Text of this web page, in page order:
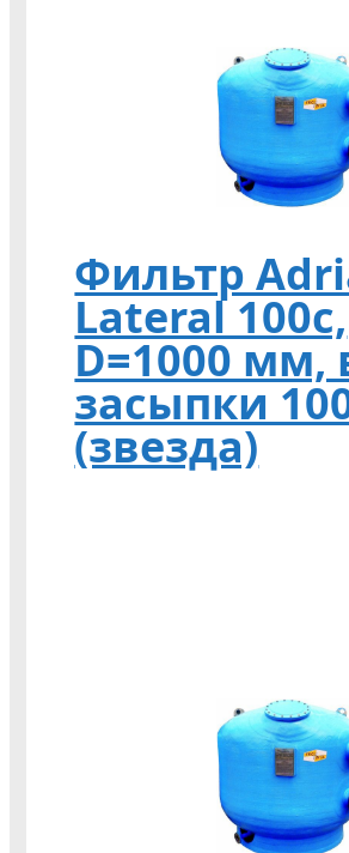
Фильтр
Lateral 100c,
D=1000 мм,
засыпки
(звезда)